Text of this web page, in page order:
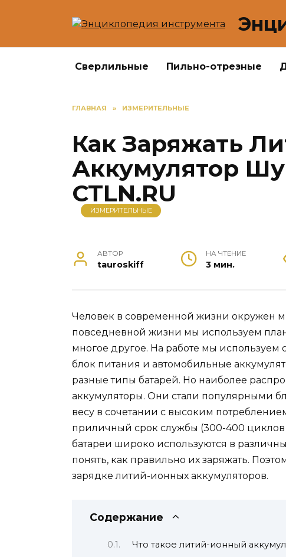
Сверлильные Пильно-отрезные
ГЛАВНАЯ » ИЗМЕРИТЕЛЬНЫЕ
Как Заряжать
Аккумулятор
CTLN.RU
ИЗМЕРИТЕЛЬНЫЕ
АВТОР
tauroskiff
НА ЧТЕНИЕ
3 мин.
Человек в современной жизни окружен
повседневной жизни мы используем
многое другое. На работе мы
блок питания и автомобильные
разные типы батарей. Но наиболее
аккумуляторы. Они стали популярными
весу в сочетании с высоким
приличный срок службы (300-400 циклов
батареи широко используются в
понять, как правильно их заряжать.
зарядке литий-ионных аккумуляторов.
Содержание
Что такое литий-ионный